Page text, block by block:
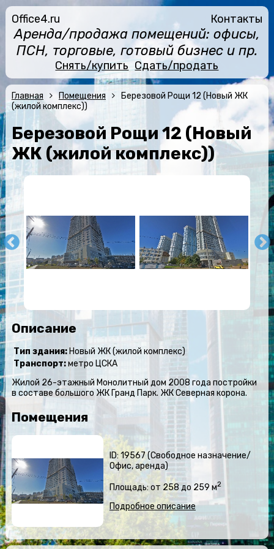
Office4.ru Контакты
Аренда/продажа помещений: офисы,
ПСН, торговые, готовый бизнес и пр.
Снять/купить Сдать/продать
Главная Помещения
Березовой Рощи 12 (Новый ЖК
(жилой комплекс))
Березовой Рощи 12 (Новый
ЖК (жилой комплекс))
Описание
Тип здания:Новый ЖК (жилой комплекс)
Транспорт:метро ЦСКА
Жилой 26-этажный Монолитный дом 2008 года постройки
в составе большого ЖК Гранд Парк. ЖК Северная корона.
Помещения
ID: 19567 (Свободное назначение/
Офис, аренда)
Площадь: от 258 до 259 м2
Подробное описание